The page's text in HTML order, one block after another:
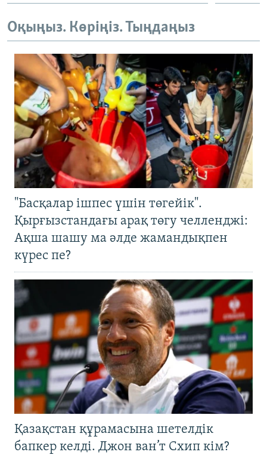
Оқыңыз. Көріңіз. Тыңдаңыз
"Басқалар ішпес үшін төгейік".
Қырғызстандағы арақ төгу челленджі:
Ақша шашу ма әлде жамандықпен
күрес пе?
Қазақстан құрамасына шетелдік
бапкер келді. Джон ван’т Схип кім?